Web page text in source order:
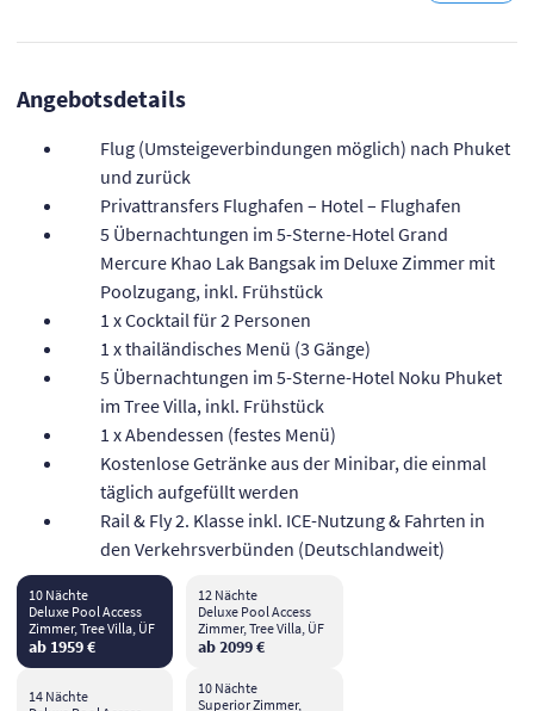
Angebotsdetails
Flug (Umsteigeverbindungen möglich) nach Phuket
und zurück
Privattransfers Flughafen – Hotel – Flughafen
5 Übernachtungen im 5-Sterne-Hotel Grand
Mercure Khao Lak Bangsak im Deluxe Zimmer mit
Poolzugang, inkl. Frühstück
1 x Cocktail für 2 Personen
1 x thailändisches Menü (3 Gänge)
5 Übernachtungen im 5-Sterne-Hotel Noku Phuket
im Tree Villa, inkl. Frühstück
1 x Abendessen (festes Menü)
Kostenlose Getränke aus der Minibar, die einmal
täglich aufgefüllt werden
Rail & Fly 2. Klasse inkl. ICE-Nutzung & Fahrten in
den Verkehrsverbünden (Deutschlandweit)
10 Nächte
Deluxe Pool Access
Zimmer, Tree Villa, ÜF
ab 1959 €
12 Nächte
Deluxe Pool Access
Zimmer, Tree Villa, ÜF
ab 2099 €
14 Nächte
10 Nächte
Superior Zimmer,